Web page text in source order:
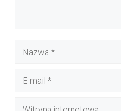
Nazwa
Witryna